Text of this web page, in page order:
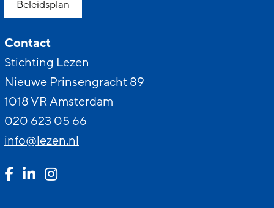
Beleidsplan
Contact
Stichting Lezen
Nieuwe Prinsengracht 89
1018 VR Amsterdam
020 623 05 66
info@lezen.nl